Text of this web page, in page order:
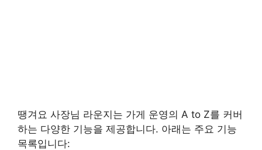
땡겨요 사장님 라운지는 가게 운영의 A to Z를 커버
하는 다양한 기능을 제공합니다. 아래는 주요 기능
목록입니다: